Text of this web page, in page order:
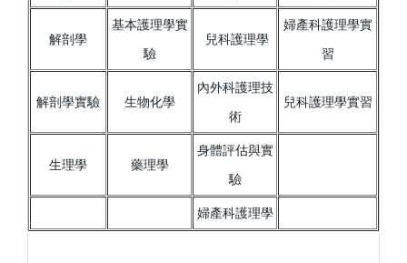
解剖學
基本護理學實
驗
兒科護理學
婦產科護理學實
習
解剖學實驗 生物化學
內外科護理技
術
兒科護理學實習
生理學 藥理學
身體評估與實
驗
婦產科護理學